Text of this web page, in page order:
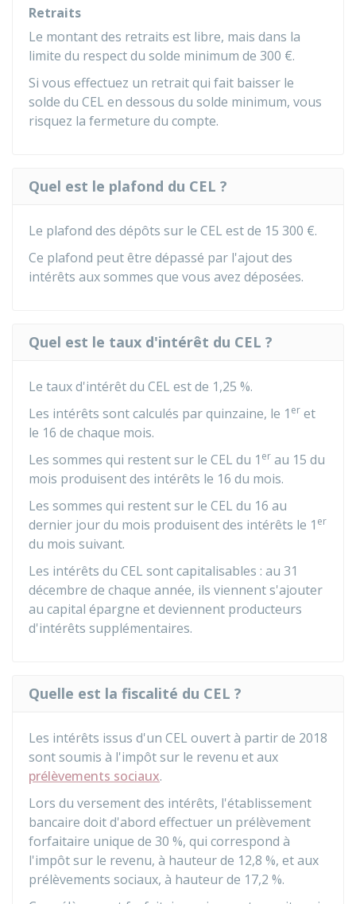
Retraits
Le montant des retraits est libre, mais dans la
limite du respect du solde minimum de 300 €.
Si vous effectuez un retrait qui fait baisser le
solde du CEL en dessous du solde minimum, vous
risquez la fermeture du compte.
Quel est le plafond du CEL ?
Le plafond des dépôts sur le CEL est de 15 300 €.
Ce plafond peut être dépassé par l'ajout des
intérêts aux sommes que vous avez déposées.
Quel est le taux d'intérêt du CEL ?
Le taux d'intérêt du CEL est de 1,25 %.
Les intérêts sont calculés par quinzaine, le 1 er et
le 16 de chaque mois.
Les sommes qui restent sur le CEL du 1 er au 15 du
mois produisent des intérêts le 16 du mois.
Les sommes qui restent sur le CEL du 16 au
dernier jour du mois produisent des intérêts le 1 er
du mois suivant.
Les intérêts du CEL sont capitalisables : au 31
décembre de chaque année, ils viennent s'ajouter
au capital épargne et deviennent producteurs
d'intérêts supplémentaires.
Quelle est la fiscalité du CEL ?
Les intérêts issus d'un CEL ouvert à partir de 2018
sont soumis à l'impôt sur le revenu et aux
prélèvements sociaux.
Lors du versement des intérêts, l'établissement
bancaire doit d'abord effectuer un prélèvement
forfaitaire unique de 30 %, qui correspond à
l'impôt sur le revenu, à hauteur de 12,8 %, et aux
prélèvements sociaux, à hauteur de 17,2 %.